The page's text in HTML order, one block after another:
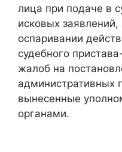
лица при подаче в
исковых
оспаривании
судебного
жалоб на
административных
вынесенные
органами.